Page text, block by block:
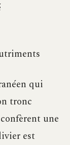
qui
tronc
une
est